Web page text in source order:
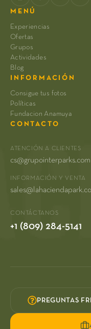
MENÚ
Experiencias
Ofertas
Grupos
Actividades
Blog
INFORMACIÓN
Consigue tus fotos
Políticas
Fundacion Anamuya
CONTACTO
ATENCIÓN A CLIENTES
cs@grupointerparks.com
INFORMACIÓN Y VENTA
CONTÁCTANOS
+1 (809) 284-5141
PREGUNTAS